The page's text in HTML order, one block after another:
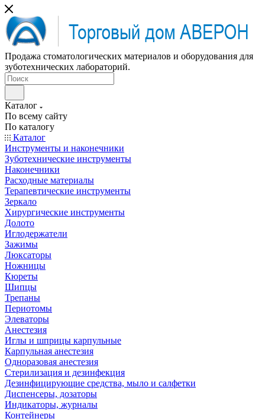
Продажа стоматологических материалов и оборудования для
зуботехнических лабораторий.
Каталог
По всему сайту
По каталогу
Каталог
Инструменты и наконечники
Зуботехнические инструменты
Наконечники
Расходные материалы
Терапевтические инструменты
Зеркало
Хирургические инструменты
Долото
Иглодержатели
Зажимы
Люксаторы
Ножницы
Кюреты
Шипцы
Трепаны
Периотомы
Элеваторы
Анестезия
Иглы и шприцы карпульные
Карпульная анестезия
Одноразовая анестезия
Стерилизация и дезинфекция
Дезинфицирующие средства, мыло и салфетки
Диспенсеры, дозаторы
Индикаторы, журналы
Контейнеры